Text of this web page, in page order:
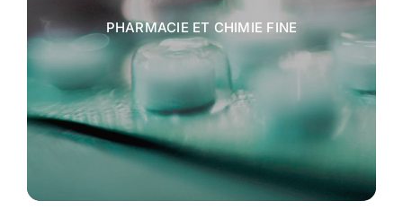
PHARMACIE ET CHIMIE FINE